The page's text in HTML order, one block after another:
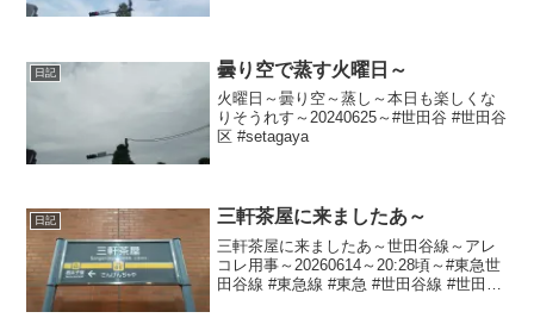
日記 曇り空で蒸す火曜日～
火曜日～曇り空～蒸し～本日も楽しくな
りそうれす～20240625～#世田谷 #世田谷
区 #setagaya
日記 三軒茶屋に来ましたあ～
三軒茶屋に来ましたあ～世田谷線～アレ
コレ用事～20260614～20:28頃～#東急世
田谷線 #東急線 #東急 #世田谷線 #世田谷